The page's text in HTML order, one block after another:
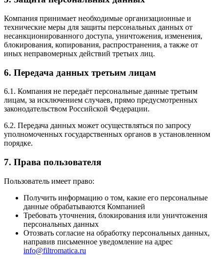
Компания принимает необходимые организационные и
технические меры для защиты персональных данных от
несанкционированного доступа, уничтожения, изменения,
блокирования, копирования, распространения, а также от
иных неправомерных действий третьих лиц.
6. Передача данных третьим лицам
6.1. Компания не передаёт персональные данные третьим
лицам, за исключением случаев, прямо предусмотренных
законодательством Российской Федерации.
6.2. Передача данных может осуществляться по запросу
уполномоченных государственных органов в установленном
порядке.
7. Права пользователя
Пользователь имеет право:
Получить информацию о том, какие его персональные
данные обрабатываются Компанией
Требовать уточнения, блокирования или уничтожения
персональных данных
Отозвать согласие на обработку персональных данных,
направив письменное уведомление на адрес
info@filtromatica.ru